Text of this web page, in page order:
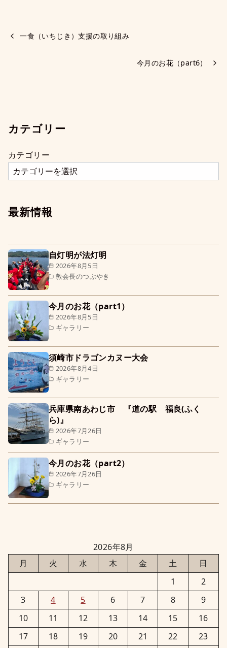
一食（いちじき）支援の取り組み
今月のお花（part6）
カテゴリー
カテゴリー
最新情報
2026年8月5日
教会長のつぶやき
自灯明が法灯明
2026年8月5日
ギャラリー
今月のお花（part1）
2026年8月4日
ギャラリー
須崎市ドラゴンカヌー大会
2026年7月26日
ギャラリー
兵庫県南あわじ市 『道の駅 福良(ふく
ら)』
2026年7月26日
ギャラリー
今月のお花（part2）
2026年8月
月
火 水 木 金 土
日
1
2
3
4 5 6 7 8
9
10
11 12 13 14 15
16
17
18 19 20 21 22
23